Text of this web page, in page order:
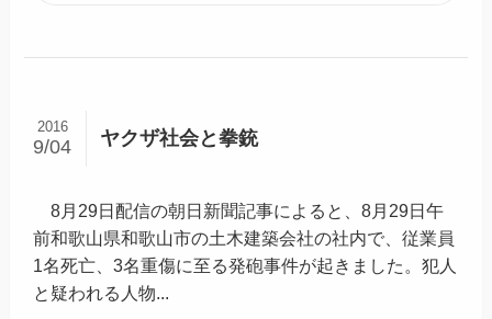
ヤクザ社会と拳銃
2016
9/04
8月29日配信の朝日新聞記事によると、8月29日午
前和歌山県和歌山市の土木建築会社の社内で、従業員
1名死亡、3名重傷に至る発砲事件が起きました。犯人
と疑われる人物...